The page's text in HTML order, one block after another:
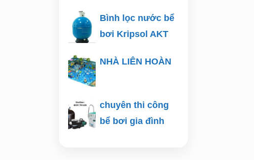
Bình lọc nước bể
bơi Kripsol AKT
NHÀ LIÊN HOÀN
chuyên thi công
bể bơi gia đình